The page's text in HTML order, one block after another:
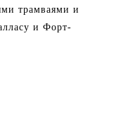
трамваями и
и Форт-